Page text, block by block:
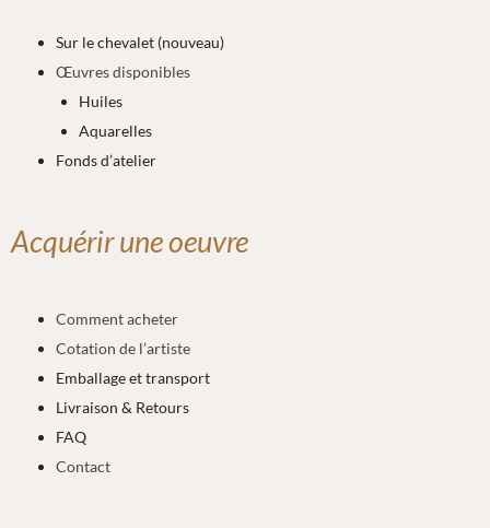
Sur le chevalet (nouveau)
Œuvres disponibles
Huiles
Aquarelles
Fonds d’atelier
Acquérir une oeuvre
Comment acheter
Cotation de l’artiste
Emballage et transport
Livraison & Retours
FAQ
Contact